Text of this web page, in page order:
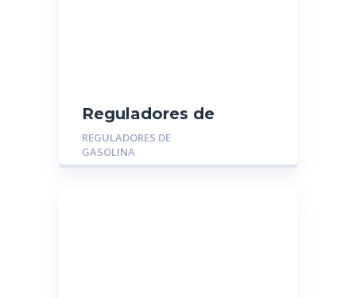
Reguladores de
Gasolina MGR-014035:
JEEP CHEROKEE –
GRAND CHEROKEE
REGULADORES DE
GASOLINA